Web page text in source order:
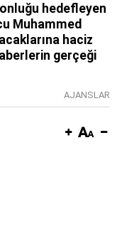
hedefleyen
Muhammed
haciz
gerçeği
AJANSLAR